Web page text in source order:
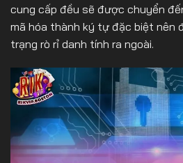
cung cấp đều sẽ được chuyển
mã hóa thành ký tự đặc biệt nên
trạng rò rỉ danh tính ra ngoài.